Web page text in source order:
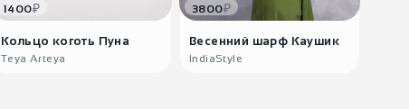
1400₽
Кольцо коготь Пуна
Teya Arteya
3800₽
Весенний шарф Каушик
IndiaStyle